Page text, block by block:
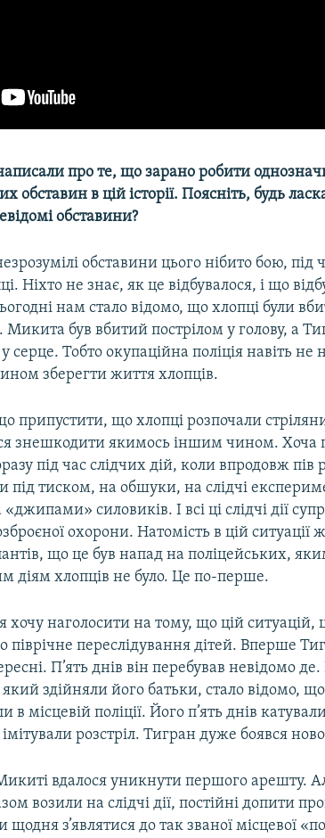
про те, що зарано робити
обставин в цій історії. Поясніть, будь
обставини?
обставини цього нібито бою, під
Ніхто не знає, як це відбувалося, і що
нам стало відомо, що хлопці були
Микита був вбитий пострілом у голову, а
серце. Тобто окупаційна поліція навіть не
зберегти життя хлопців.
припустити, що хлопці розпочали
знешкодити якимось іншим чином. Хоча
під час слідчих дій, коли впродовж пів
під тиском, на обшуки, на слідчі
силовиків. І всі ці слідчі дії
охорони. Натомість в цій ситуації
що це був напад на поліцейських,
діям хлопців не було. Це по-перше.
хочу наголосити на тому, що цій ситуацій,
піврічне переслідування дітей. Вперше
П’ять днів він перебував невідомо де.
який здійняли його батьки, стало відомо,
в місцевій поліції. Його п’ять днів
розстріл. Тигран дуже боявся
вдалося уникнути першого арешту.
возили на слідчі дії, постійні допити
щодня з’являтися до так званої місцевої